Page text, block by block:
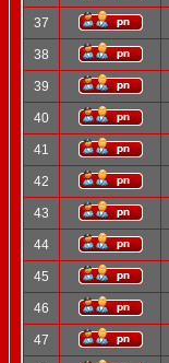
37
38
39
40
41
42
43
44
45
46
47